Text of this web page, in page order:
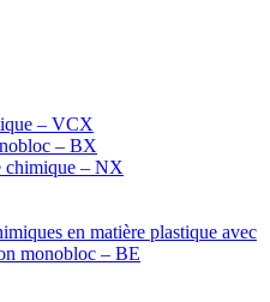
– VCX
– BX
chimique – NX
en matière plastique avec
monobloc – BE